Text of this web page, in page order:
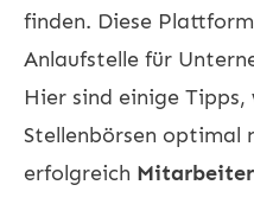
finden. Diese
Anlaufstelle für
Hier sind einige
Stellenbörsen optimal
erfolgreich Mitarbeiter